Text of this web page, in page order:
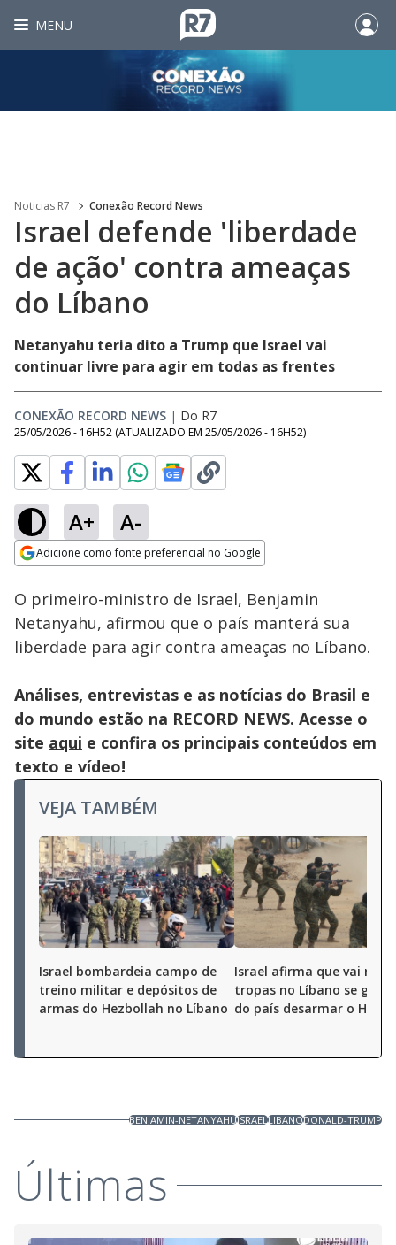
MENU
Noticias R7 Conexão Record News
Israel defende 'liberdade
de ação' contra ameaças
do Líbano
Netanyahu teria dito a Trump que Israel vai
continuar livre para agir em todas as frentes
CONEXÃO RECORD NEWS | Do R7
25/05/2026 - 16H52 (ATUALIZADO EM 25/05/2026 - 16H52)
A+ A-
Adicione como fonte preferencial no Google
Ativar
92.20%
O primeiro-ministro de Israel, Benjamin
Netanyahu, afirmou que o país manterá sua
liberdade para agir contra ameaças no Líbano.
Análises, entrevistas e as notícias do Brasil e
do mundo estão na RECORD NEWS. Acesse o
site aqui e confira os principais conteúdos em
texto e vídeo!
VEJA TAMBÉM
Israel bombardeia campo de
treino militar e depósitos de
armas do Hezbollah no Líbano
Israel afirma que vai
tropas no Líbano se
do país desarmar o
BENJAMIN-NETANYAHUISRAELLIBANODONALD-TRUMP
Últimas